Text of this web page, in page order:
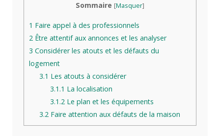
Sommaire [Masquer]
1 Faire appel à des professionnels
2 Être attentif aux annonces et les analyser
3 Considérer les atouts et les défauts du
logement
3.1 Les atouts à considérer
3.1.1 La localisation
3.1.2 Le plan et les équipements
3.2 Faire attention aux défauts de la maison